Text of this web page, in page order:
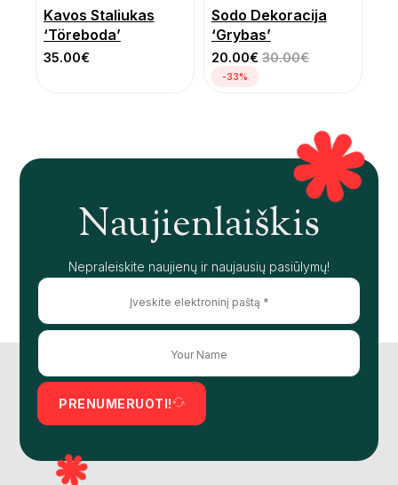
Kavos Staliukas
‘Töreboda’
35.00€
Sodo Dekoracija
‘Grybas’
20.00€ 30.00€
-33%
Naujienlaiškis
Nepraleiskite naujienų ir naujausių pasiūlymų!
PRENUMERUOTI!